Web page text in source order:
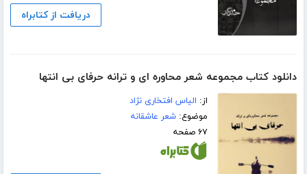
دریافت از کتابراه
دانلود کتاب مجموعه شعر محاوره ای و ترانه حرفای بی انتها
از: الیاس افتخاری نژاد
موضوع:شعر عاشقانه
۶۷ صفحه